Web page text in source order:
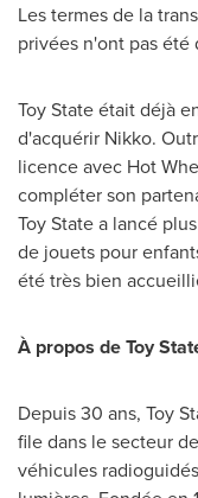
Les termes de la
privées n'ont pas été
Toy State était déjà
d'acquérir Nikko.
licence avec Hot
compléter son
Toy State a lancé
de jouets pour
été très bien
À propos de Toy
Depuis 30 ans, Toy
file dans le secteur
véhicules